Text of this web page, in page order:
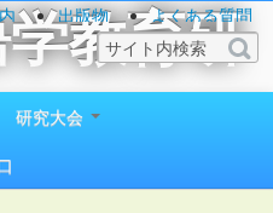
教育研
立
出版物
よくある質問
研究大会